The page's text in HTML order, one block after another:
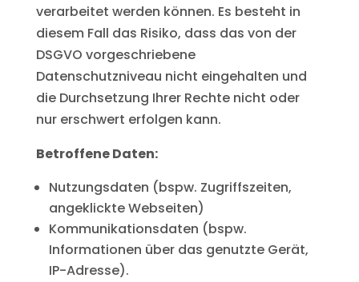
verarbeitet werden können. Es besteht in
diesem Fall das Risiko, dass das von der
DSGVO vorgeschriebene
Datenschutzniveau nicht eingehalten und
die Durchsetzung Ihrer Rechte nicht oder
nur erschwert erfolgen kann.
Betroffene Daten:
Nutzungsdaten (bspw. Zugriffszeiten,
angeklickte Webseiten)
Kommunikationsdaten (bspw.
Informationen über das genutzte Gerät,
IP-Adresse).